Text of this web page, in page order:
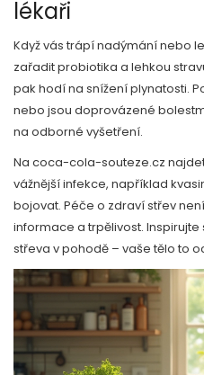
lékaři
Když vás trápí nadýmání nebo
zařadit probiotika a lehkou
pak hodí na snížení plynatosti.
nebo jsou doprovázené
na odborné vyšetření.
Na coca-cola-souteze.cz
vážnější infekce, například
bojovat. Péče o zdraví střev
informace a trpělivost.
střeva v pohodě – vaše tělo to